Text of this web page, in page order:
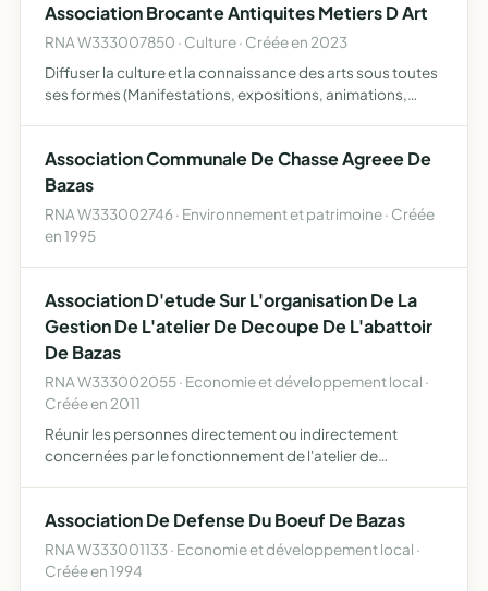
Association Brocante Antiquites Metiers D Art
RNA W333007850 · Culture · Créée en 2023
Diffuser la culture et la connaissance des arts sous toutes
ses formes (Manifestations, expositions, animations,
Association Communale De Chasse Agreee De
Bazas
RNA W333002746 · Environnement et patrimoine · Créée
en 1995
Association D'etude Sur L'organisation De La
Gestion De L'atelier De Decoupe De L'abattoir
De Bazas
RNA W333002055 · Economie et développement local ·
Créée en 2011
Réunir les personnes directement ou indirectement
concernées par le fonctionnement de l'atelier de
Association De Defense Du Boeuf De Bazas
RNA W333001133 · Economie et développement local ·
Créée en 1994